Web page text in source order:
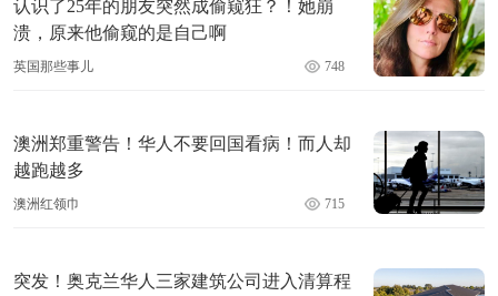
认识了25年的朋友突然成偷窥狂？！她崩
溃，原来他偷窥的是自己啊
英国那些事儿 748
澳洲郑重警告！华人不要回国看病！而人却
越跑越多
澳洲红领巾 715
突发！奥克兰华人三家建筑公司进入清算程